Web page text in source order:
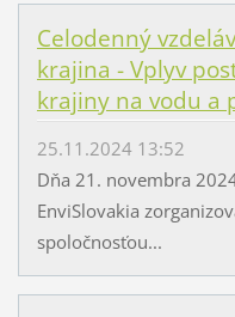
Celodenný
krajina - Vplyv
krajiny na vodu a
25.11.2024 13:52
Dňa 21. novembra
EnviSlovakia
spoločnosťou...